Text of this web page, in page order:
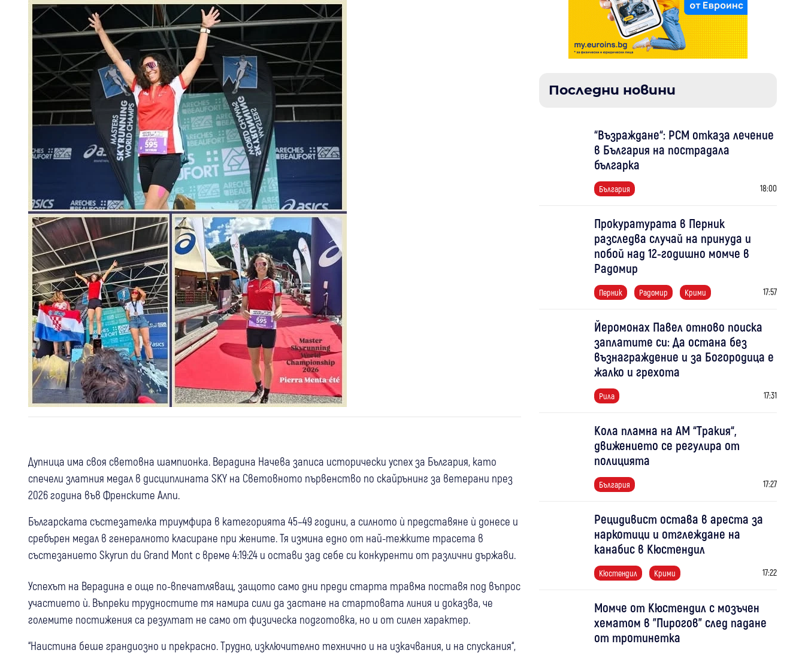
Дупница има своя световна шампионка. Верадина Начева записа исторически успех за България, като
спечели златния медал в дисциплината SKY на Световното първенство по скайрънинг за ветерани през
2026 година във Френските Алпи.
Българската състезателка триумфира в категорията 45–49 години, а силното ѝ представяне ѝ донесе и
сребърен медал в генералното класиране при жените. Тя измина едно от най-тежките трасета в
състезанието Skyrun du Grand Mont с време 4:19:24 и остави зад себе си конкуренти от различни държави.
Успехът на Верадина е още по-впечатляващ, защото само дни преди старта травма поставя под въпрос
участието ѝ. Въпреки трудностите тя намира сили да застане на стартовата линия и доказва, че
големите постижения са резултат не само от физическа подготовка, но и от силен характер.
“Наистина беше грандиозно и прекрасно. Трудно, изключително технично и на изкачвания, и на спускания“,
Последни новини
“Възраждане“: РСМ отказа лечение
в България на пострадала
българка
България 18:00
Прокуратурата в Перник
разследва случай на принуда и
побой над 12-годишно момче в
Радомир
Перник Радомир Крими 17:57
Йеромонах Павел отново поиска
заплатите си: Да остана без
възнаграждение и за Богородица е
жалко и грехота
Рила 17:31
Кола пламна на АМ “Тракия“,
движението се регулира от
полицията
България 17:27
Рецидивист остава в ареста за
наркотици и отглеждане на
канабис в Кюстендил
Кюстендил Крими 17:22
Момче от Кюстендил с мозъчен
хематом в "Пирогов" след падане
от тротинетка